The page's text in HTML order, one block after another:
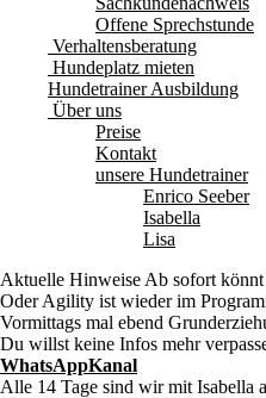
Offene Sprechstunde
Verhaltensberatung
Hundeplatz mieten
Hundetrainer Ausbildung
Über uns
Preise
Kontakt
unsere Hundetrainer
Enrico Seeber
Isabella
Lisa
Aktuelle Hinweise Ab sofort
Oder Agility ist wieder im
Vormittags mal ebend
Du willst keine Infos mehr
WhatsAppKanal
Alle 14 Tage sind wir mit Isabella